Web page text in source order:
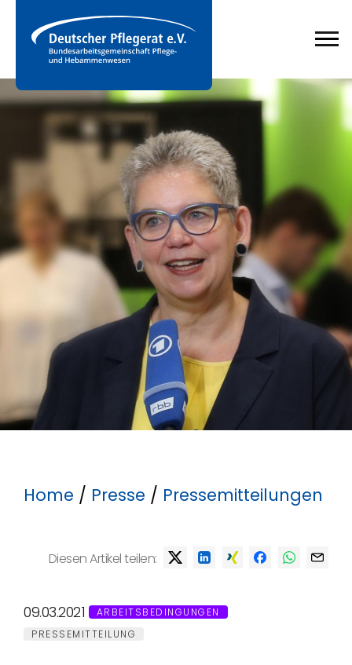
Home / Presse / Pressemitteilungen
Diesen Artikel teilen:
09.03.2021
ARBEITSBEDINGUNGEN
PRESSEMITTEILUNG